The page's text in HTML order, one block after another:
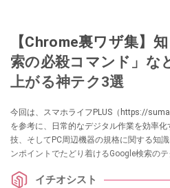
【Chrome裏ワザ集】
索の必殺コマンド」な
上がる神テク3選
今回は、スマホライフPLUS（https://
を参考に、日常的なデジタル作業を効率
技、そしてPC周辺機器の規格に関する知
ンポイントでたどり着けるGoogle検索の
認ください。イチオシスト